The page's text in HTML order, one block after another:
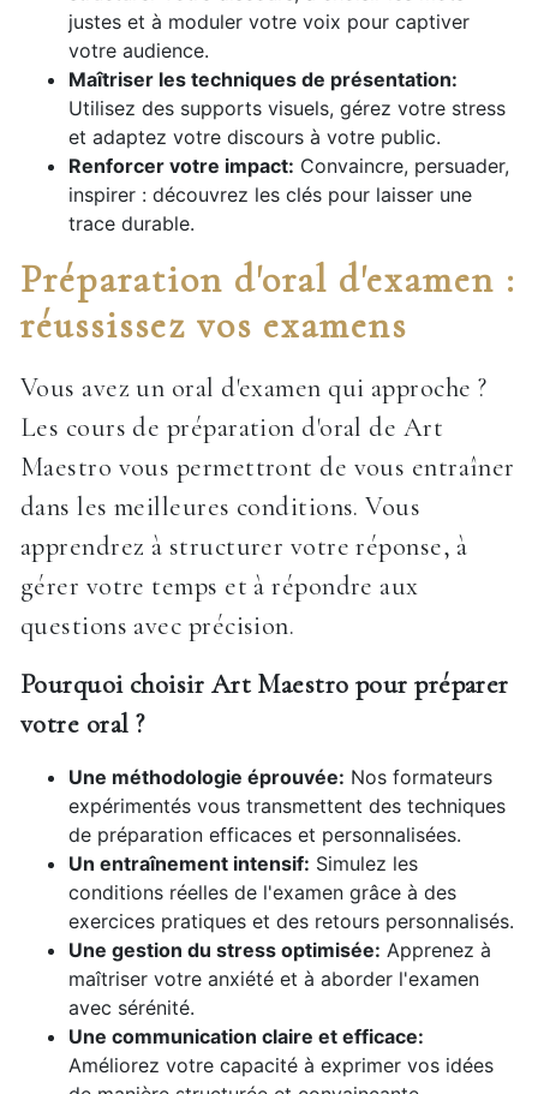
justes et à moduler votre voix pour captiver
votre audience.
Maîtriser les techniques de présentation:
Utilisez des supports visuels, gérez votre stress
et adaptez votre discours à votre public.
Renforcer votre impact: Convaincre, persuader,
inspirer : découvrez les clés pour laisser une
trace durable.
Préparation d'oral d'examen :
réussissez vos examens
Vous avez un oral d'examen qui approche ?
Les cours de préparation d'oral de Art
Maestro vous permettront de vous entraîner
dans les meilleures conditions. Vous
apprendrez à structurer votre réponse, à
gérer votre temps et à répondre aux
questions avec précision.
Pourquoi choisir Art Maestro pour préparer
votre oral ?
Une méthodologie éprouvée: Nos formateurs
expérimentés vous transmettent des techniques
de préparation efficaces et personnalisées.
Un entraînement intensif: Simulez les
conditions réelles de l'examen grâce à des
exercices pratiques et des retours personnalisés.
Une gestion du stress optimisée: Apprenez à
maîtriser votre anxiété et à aborder l'examen
avec sérénité.
Une communication claire et efficace:
Améliorez votre capacité à exprimer vos idées